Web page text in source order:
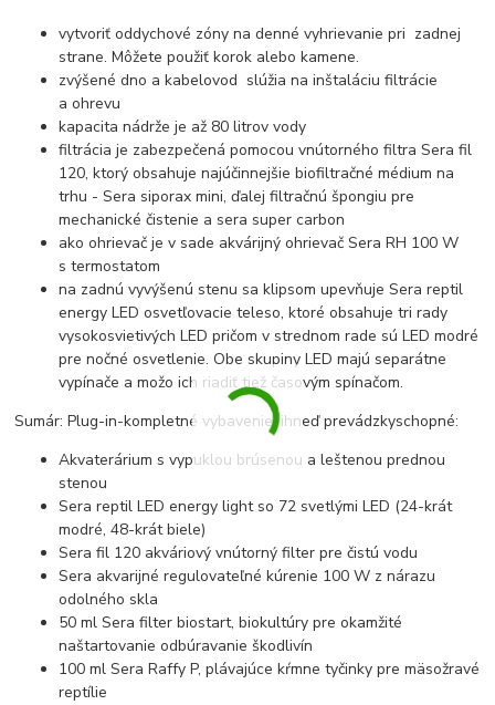
vytvoriť oddychové zóny na denné vyhrievanie pri zadnej
strane. Môžete použiť korok alebo kamene.
zvýšené dno a kabelovod slúžia na inštaláciu filtrácie
a ohrevu
kapacita nádrže je až 80 litrov vody
filtrácia je zabezpečená pomocou vnútorného filtra Sera fil
120, ktorý obsahuje najúčinnejšie biofiltračné médium na
trhu - Sera siporax mini, ďalej filtračnú špongiu pre
mechanické čistenie a sera super carbon
ako ohrievač je v sade akvárijný ohrievač Sera RH 100 W
s termostatom
na zadnú vyvýšenú stenu sa klipsom upevňuje Sera reptil
energy LED osvetľovacie teleso, ktoré obsahuje tri rady
vysokosvietivých LED pričom v strednom rade sú LED modré
pre nočné osvetlenie. Obe skupiny LED majú separátne
vypínače a možo ich riadiť tiež časovým spínačom.
Sumár: Plug-in-kompletné vybavenie, ihneď prevádzkyschopné:
Akvaterárium s vypuklou brúsenou a leštenou prednou
stenou
Sera reptil LED energy light so 72 svetlými LED (24-krát
modré, 48-krát biele)
Sera fil 120 akváriový vnútorný filter pre čistú vodu
Sera akvarijné regulovateľné kúrenie 100 W z nárazu
odolného skla
50 ml Sera filter biostart, biokultúry pre okamžité
naštartovanie odbúravanie škodlivín
100 ml Sera Raffy P, plávajúce kŕmne tyčinky pre mäsožravé
reptílie